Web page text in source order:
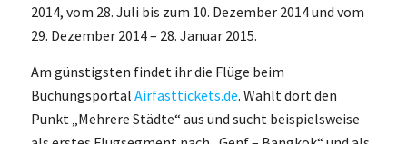
2014, vom 28. Juli bis zum 10. Dezember 2014 und vom
29. Dezember 2014 – 28. Januar 2015.
Am günstigsten findet ihr die Flüge beim
Buchungsportal Airfasttickets.de. Wählt dort den
Punkt „Mehrere Städte“ aus und sucht beispielsweise